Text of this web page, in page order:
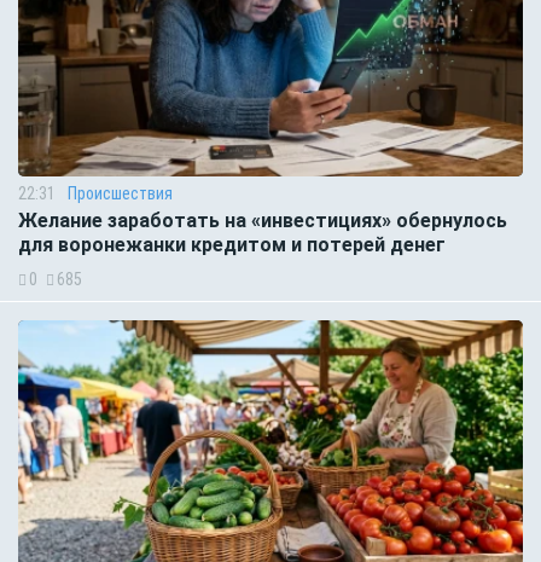
22:31 Происшествия
Желание заработать на «инвестициях» обернулось
для воронежанки кредитом и потерей денег
0 685